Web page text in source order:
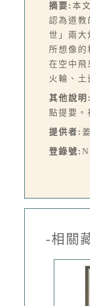
摘要: 本
認為道教
世」兩大
所想像的
在空中飛
火輪、土
其他說明:
點提要。
提供者:
登錄號:
-相關